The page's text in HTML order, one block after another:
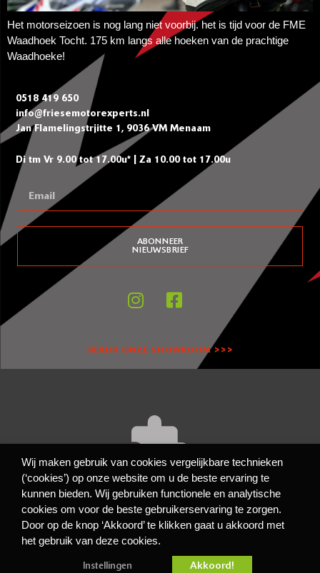
Het motorseizoen is nog lang niet voorbij. het is tijd voor de FME
Waadhoek Tocht. 175 km langs alle hoeken van de prachtige
Waadhoeke!
0518 419 650
info@friesemotorexperts.nl
Jan Flamelingstrjitte 1, 9036 VM Menaam
Di tm Vr 9.00 tot 17.00u* | Za 10.00 tot 17.00u
ABONNEER
NIEUWSBRIEF
BEKIJK ONZE SHOWROOM >>>
AcceptFunctioneelcookies to view the content.
Privacy- en cookiebeleid
Algemene Voorwaarden
Wij maken gebruik van cookies vergelijkbare technieken
(‘cookies’) op onze website om u de beste ervaring te
kunnen bieden. Wij gebruiken functionele en analytische
cookies om voor de beste gebruikerservaring te zorgen.
Door op de knop ‘Akkoord’ te klikken gaat u akkoord met
het gebruik van deze cookies.
Instellingen Akkoord!